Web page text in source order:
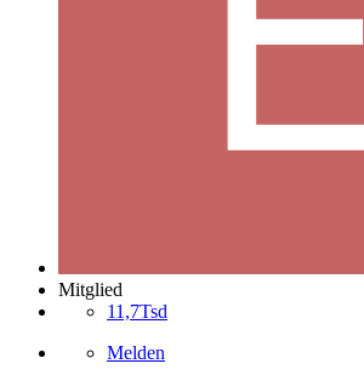
Mitglied
11,7Tsd
Melden